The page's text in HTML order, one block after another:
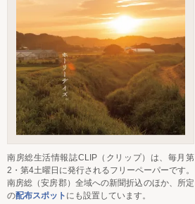
南房総生活情報誌CLIP（クリップ）は、毎月第
2・第4土曜日に発行されるフリーペーパーです。
南房総（安房郡）全域への新聞折込のほか、所定
の配布スポット にも設置しています。